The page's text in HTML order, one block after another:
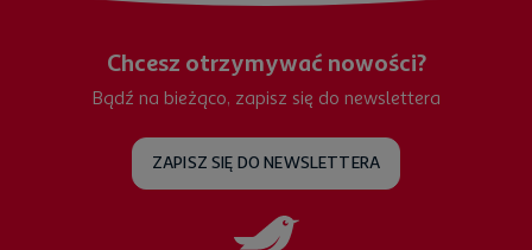
Chcesz otrzymywać nowości?
Bądź na bieżąco, zapisz się do newslettera
ZAPISZ SIĘ DO NEWSLETTERA